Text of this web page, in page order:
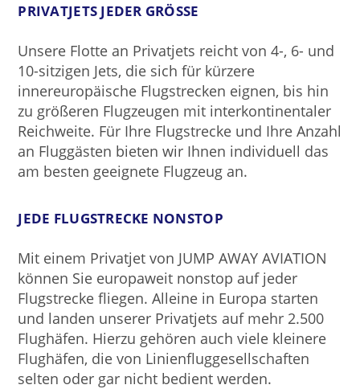
PRIVATJETS JEDER GRÖSSE
Unsere Flotte an Privatjets reicht von 4-, 6- und
10-sitzigen Jets, die sich für kürzere
innereuropäische Flugstrecken eignen, bis hin
zu größeren Flugzeugen mit interkontinentaler
Reichweite. Für Ihre Flugstrecke und Ihre Anzahl
an Fluggästen bieten wir Ihnen individuell das
am besten geeignete Flugzeug an.
JEDE FLUGSTRECKE NONSTOP
Mit einem Privatjet von JUMP AWAY AVIATION
können Sie europaweit nonstop auf jeder
Flugstrecke fliegen. Alleine in Europa starten
und landen unserer Privatjets auf mehr 2.500
Flughäfen. Hierzu gehören auch viele kleinere
Flughäfen, die von Linienfluggesellschaften
selten oder gar nicht bedient werden.